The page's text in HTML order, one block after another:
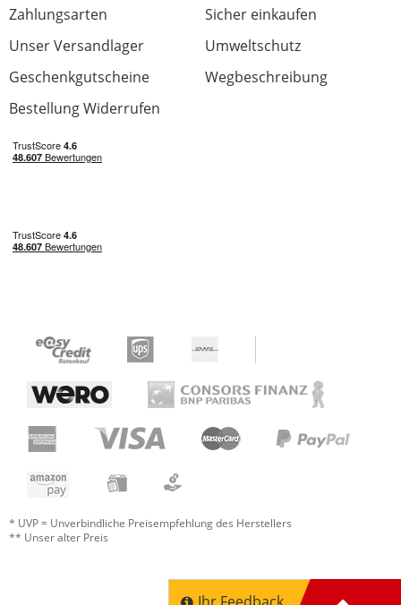
Als Geschenk eigentlich für jeden geeignet.
Hingucker!!
Klang
0 von 0 fanden diese Rezension hilfreich
Jetzt bewerten
Zahlungsarten
Sicher einkaufen
Unser Versandlager
Umweltschutz
Geschenkgutscheine
Wegbeschreibung
Bestellung Widerrufen
* UVP = Unverbindliche Preisempfehlung des Herstellers
** Unser alter Preis